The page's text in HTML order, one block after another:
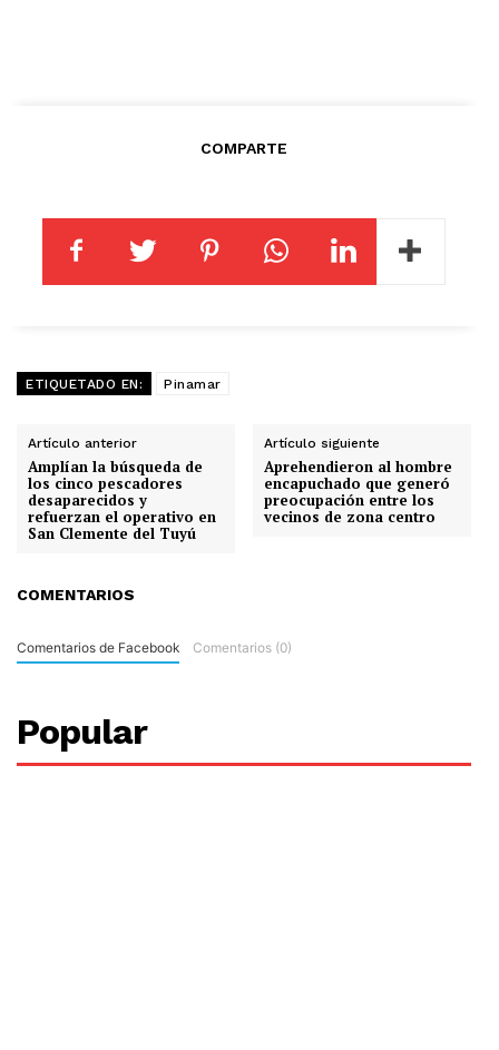
COMPARTE
ETIQUETADO EN: Pinamar
Artículo anterior
Amplían la búsqueda de
los cinco pescadores
desaparecidos y
refuerzan el operativo en
San Clemente del Tuyú
Artículo siguiente
Aprehendieron al hombre
encapuchado que generó
preocupación entre los
vecinos de zona centro
COMENTARIOS
Comentarios de Facebook Comentarios (0)
Popular